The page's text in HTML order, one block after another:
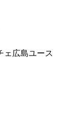
ェ広島ユース